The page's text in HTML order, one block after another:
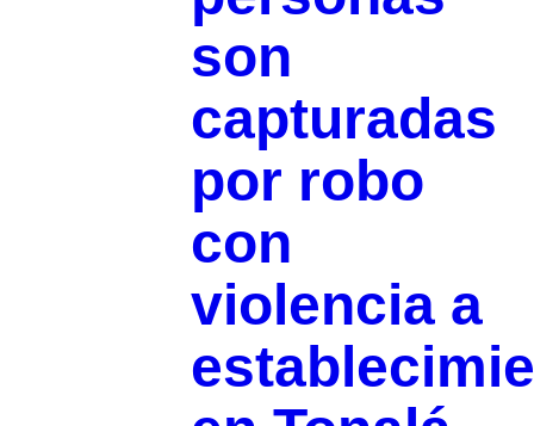
son
capturadas
por robo
con
violencia a